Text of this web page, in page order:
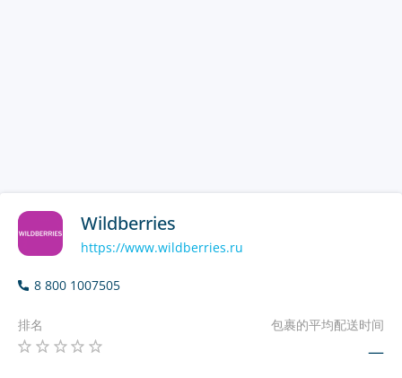
Wildberries
https://www.wildberries.ru
8 800 1007505
排名 包裹的平均配送时间
—